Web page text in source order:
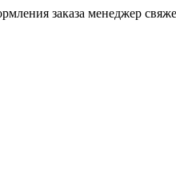
заказа менеджер